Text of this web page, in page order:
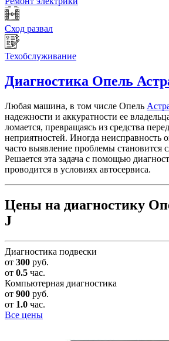
Сход развал
Техобслуживание
Диагностика Опель
Любая машина, в том числе Опель
надежности и аккуратности ее
ломается, превращаясь из средства
неприятностей. Иногда неисправность
часто выявление проблемы становится
Решается эта задача с помощью
проводится в условиях автосервиса.
Цены на диагностику
J
Диагностика подвески
от 300 руб.
от 0.5 час.
Компьютерная диагностика
от 900 руб.
от 1.0 час.
Все цены